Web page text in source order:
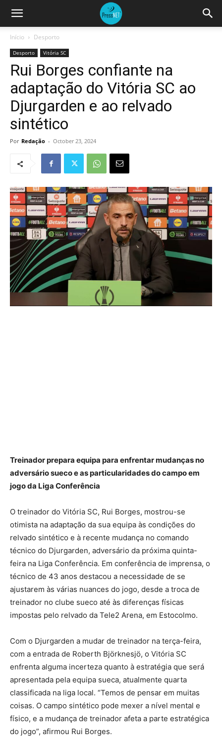
Início Desporto
Desporto Vitória SC
Rui Borges confiante na
adaptação do Vitória SC ao
Djurgarden e ao relvado
sintético
Por Redação - October 23, 2024
Treinador prepara equipa para enfrentar mudanças no
adversário sueco e as particularidades do campo em
jogo da Liga Conferência
O treinador do Vitória SC, Rui Borges, mostrou-se
otimista na adaptação da sua equipa às condições do
relvado sintético e à recente mudança no comando
técnico do Djurgarden, adversário da próxima quinta-
feira na Liga Conferência. Em conferência de imprensa, o
técnico de 43 anos destacou a necessidade de se
ajustarem às várias nuances do jogo, desde a troca de
treinador no clube sueco até às diferenças físicas
impostas pelo relvado da Tele2 Arena, em Estocolmo.
Com o Djurgarden a mudar de treinador na terça-feira,
com a entrada de Roberth Björknesjö, o Vitória SC
enfrenta alguma incerteza quanto à estratégia que será
apresentada pela equipa sueca, atualmente quarta
classificada na liga local. “Temos de pensar em muitas
coisas. O campo sintético pode mexer a nível mental e
físico, e a mudança de treinador afeta a parte estratégica
do jogo”, afirmou Rui Borges.